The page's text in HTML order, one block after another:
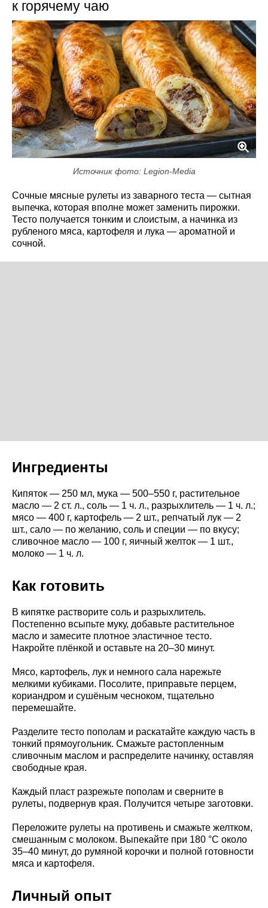
к горячему чаю
Источник фото: Legion-Media
Сочные мясные рулеты из заварного теста — сытная
выпечка, которая вполне может заменить пирожки.
Тесто получается тонким и слоистым, а начинка из
рубленого мяса, картофеля и лука — ароматной и
сочной.
Ингредиенты
Кипяток — 250 мл, мука — 500–550 г, растительное
масло — 2 ст. л., соль — 1 ч. л., разрыхлитель — 1 ч. л.;
мясо — 400 г, картофель — 2 шт., репчатый лук — 2
шт., сало — по желанию, соль и специи — по вкусу;
сливочное масло — 100 г, яичный желток — 1 шт.,
молоко — 1 ч. л.
Как готовить
В кипятке растворите соль и разрыхлитель.
Постепенно всыпьте муку, добавьте растительное
масло и замесите плотное эластичное тесто.
Накройте плёнкой и оставьте на 20–30 минут.
Мясо, картофель, лук и немного сала нарежьте
мелкими кубиками. Посолите, приправьте перцем,
кориандром и сушёным чесноком, тщательно
перемешайте.
Разделите тесто пополам и раскатайте каждую часть в
тонкий прямоугольник. Смажьте растопленным
сливочным маслом и распределите начинку, оставляя
свободные края.
Каждый пласт разрежьте пополам и сверните в
рулеты, подвернув края. Получится четыре заготовки.
Переложите рулеты на противень и смажьте желтком,
смешанным с молоком. Выпекайте при 180 °C около
35–40 минут, до румяной корочки и полной готовности
мяса и картофеля.
Личный опыт